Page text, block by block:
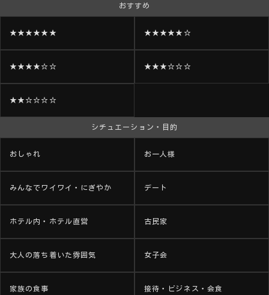
おすすめ
★★★★★★ ★★★★★☆
★★★★☆☆ ★★★☆☆☆
★★☆☆☆☆
シチュエーション・目的
おしゃれ お一人様
みんなでワイワイ・にぎやか デート
ホテル内・ホテル直営 古民家
大人の落ち着いた雰囲気 女子会
家族の食事 接待・ビジネス・会食